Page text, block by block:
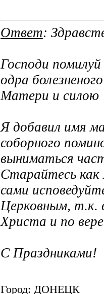
Ответ:
Господи
одра
Матери и силою
Я добавил имя
соборного
выниматься
Старайтесь
сами
Церковным, т.к.
Христа и по
С Праздниками!
Город: ДОНЕЦК